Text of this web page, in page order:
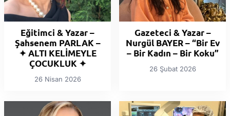
Eğitimci & Yazar –
Şahsenem PARLAK –
✦ ALTI KELİMEYLE
ÇOCUKLUK ✦
26 Nisan 2026
Gazeteci & Yazar –
Nurgül BAYER – “Bir Ev
– Bir Kadın – Bir Koku”
26 Şubat 2026